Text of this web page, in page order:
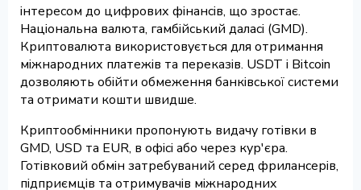
інтересом до цифрових фінансів, що зростає.
Національна валюта, гамбійський даласі (GMD).
Криптовалюта використовується для отримання
міжнародних платежів та переказів. USDT і Bitcoin
дозволяють обійти обмеження банківської системи
та отримати кошти швидше.
Криптообмінники пропонують видачу готівки в
GMD, USD та EUR, в офісі або через кур'єра.
Готівковий обмін затребуваний серед фрилансерів,
підприємців та отримувачів міжнародних